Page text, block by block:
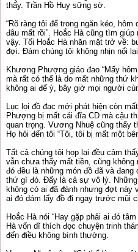
thấy. Trần Hồ Huy sững sờ.
“Rõ ràng tôi để trong ngăn kéo,
đâu mất rồi”. Hoắc Hà cũng tìm
vậy. Tối Hoắc Hà nhăn mặt trở về:
đợi. Đám chúng tôi không nhịn nổi
Khương Phượng giáo đao “Mấy
mà rất có thể là do mất những thứ
không ai để ý, bây giờ mọi người
Lục lọi đồ đạc mới phát hiện còn
Phượng bị mất cái đĩa CD mà cậu
quan trọng. Vương Nhuệ cũng thấy
Họ hỏi đến tôi “Tôi, tôi bị mất một
Tất cả chúng tôi họp lại đều cảm
vẫn chưa thấy mất tiền, cũng
đó đều là những món đồ đã và
thứ gì đó. Đấy là cả sự vô lý.
không có ai đã đành nhưng đợt
ai đó dám lấy đồ đi ngay trước mũi
Hoắc Hà nói “Hay gặp phải ai đó
Hà vốn dĩ thích đọc chuyện trinh
đến điều không bình thường.